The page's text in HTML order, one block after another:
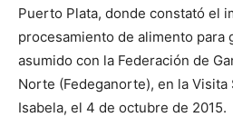
Puerto Plata, donde constató el
procesamiento de alimento para
asumido con la Federación de
Norte (Fedeganorte), en la Visita
Isabela, el 4 de octubre de 2015.